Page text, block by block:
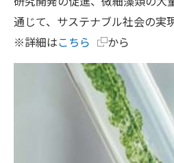
通じて、サステナブル社会の実
※詳細はこちら から